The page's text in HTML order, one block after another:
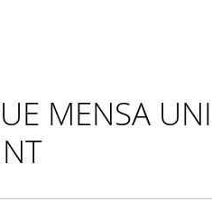
MENSA UNI